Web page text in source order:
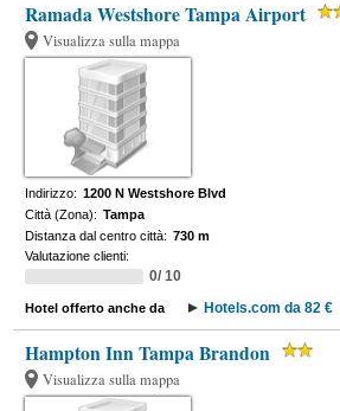
Ramada Westshore Tampa Airport
Visualizza sulla mappa
Indirizzo: 1200 N Westshore Blvd
Città (Zona): Tampa
Distanza dal centro città: 730 m
Valutazione clienti:
0/ 10
Hotel offerto anche da Hotels.com da 82 €
Hampton Inn Tampa Brandon
Visualizza sulla mappa